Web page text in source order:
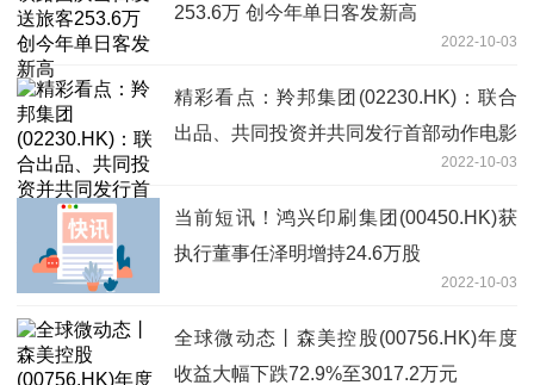
253.6万 创今年单日客发新高
2022-10-03
精彩看点：羚邦集团(02230.HK)：联合
出品、共同投资并共同发行首部动作电影
2022-10-03
当前短讯！鸿兴印刷集团(00450.HK)获
执行董事任泽明增持24.6万股
2022-10-03
全球微动态丨森美控股(00756.HK)年度
收益大幅下跌72.9%至3017.2万元